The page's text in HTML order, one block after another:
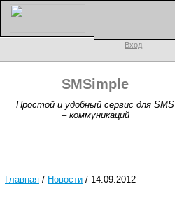
Вход
SMSimple
Простой и удобный сервис для SMS
– коммуникаций
Главная / Новости / 14.09.2012